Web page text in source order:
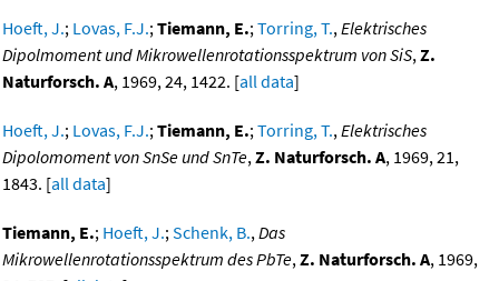
Hoeft, J.; Lovas, F.J.;Tiemann, E.;Torring, T.,Elektrisches
Dipolmoment und Mikrowellenrotationsspektrum von SiS,Z.
Naturforsch. A, 1969, 24, 1422. [all data]
Hoeft, J.; Lovas, F.J.;Tiemann, E.;Torring, T.,Elektrisches
Dipolomoment von SnSe und SnTe,Z. Naturforsch. A, 1969, 21,
1843. [all data]
Tiemann, E.; Hoeft, J.;Schenk, B.,Das
Mikrowellenrotationsspektrum des PbTe,Z. Naturforsch. A, 1969,